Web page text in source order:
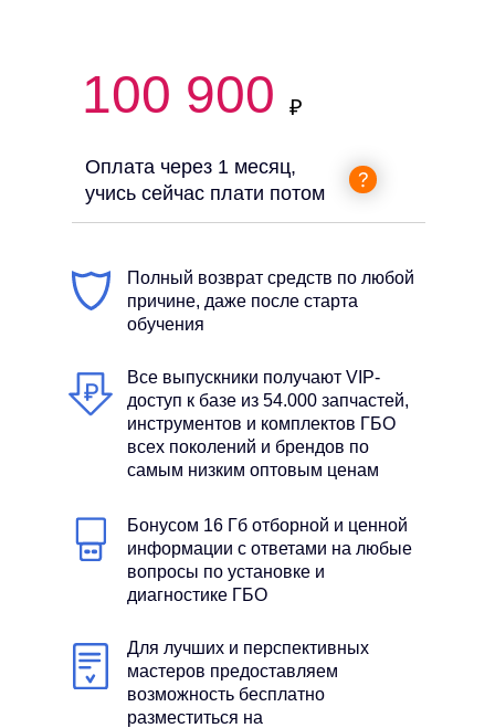
Оплата через 1 месяц,
учись сейчас плати потом
100 900
Полный возврат средств по любой
причине, даже после старта
обучения
Все выпускники получают VIP-
доступ к базе из 54.000 запчастей,
инструментов и комплектов ГБО
всех поколений и брендов по
самым низким оптовым ценам
Бонусом 16 Гб отборной и ценной
информации с ответами на любые
вопросы по установке и
диагностике ГБО
Для лучших и перспективных
мастеров предоставляем
возможность бесплатно
разместиться на
₽